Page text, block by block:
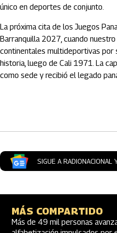
único en deportes de conjunto.
La próxima cita de los Juegos
Barranquilla 2027, cuando
continentales multideportivas por
historia, luego de Cali 1971. La
como sede y recibió el legado
SIGUE A RADIONACIONAL
MÁS COMPARTIDO
Más de 49 mil personas